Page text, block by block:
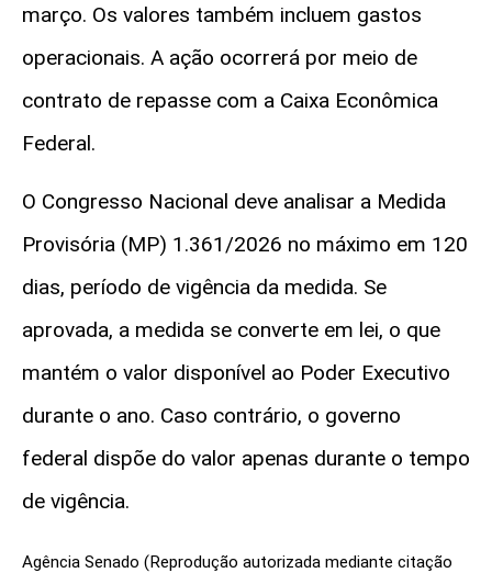
março. Os valores também incluem gastos
operacionais. A ação ocorrerá por meio de
contrato de repasse com a Caixa Econômica
Federal.
O Congresso Nacional deve analisar a Medida
Provisória (MP) 1.361/2026 no máximo em 120
dias, período de vigência da medida. Se
aprovada, a medida se converte em lei, o que
mantém o valor disponível ao Poder Executivo
durante o ano. Caso contrário, o governo
federal dispõe do valor apenas durante o tempo
de vigência.
Agência Senado (Reprodução autorizada mediante citação